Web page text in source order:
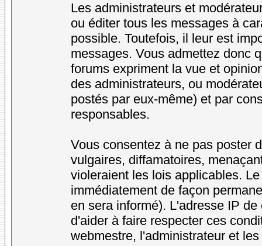
Les administrateurs et
ou éditer tous les messages à
possible. Toutefois, il leur est
messages. Vous admettez donc
forums expriment la vue et
des administrateurs, ou
postés par eux-même) et par
responsables.
Vous consentez à ne pas poster
vulgaires, diffamatoires,
violeraient les lois applicables.
immédiatement de façon
en sera informé). L'adresse IP
d'aider à faire respecter ces
webmestre, l'administrateur et